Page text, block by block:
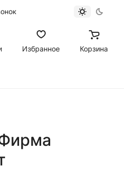
Избранное Корзина